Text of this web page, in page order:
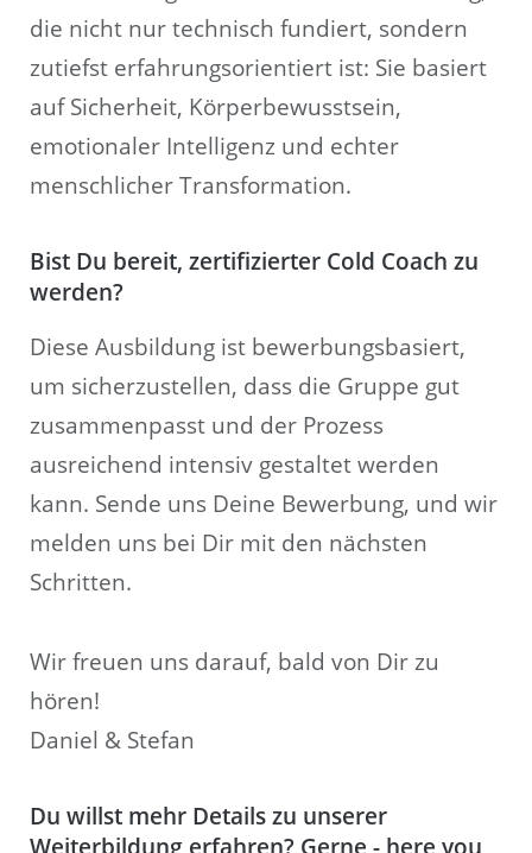
die nicht nur technisch fundiert, sondern
zutiefst erfahrungsorientiert ist: Sie basiert
auf Sicherheit, Körperbewusstsein,
emotionaler Intelligenz und echter
menschlicher Transformation.
Bist Du bereit, zertifizierter Cold Coach zu
werden?
Diese Ausbildung ist bewerbungsbasiert,
um sicherzustellen, dass die Gruppe gut
zusammenpasst und der Prozess
ausreichend intensiv gestaltet werden
kann. Sende uns Deine Bewerbung, und wir
melden uns bei Dir mit den nächsten
Schritten.
Wir freuen uns darauf, bald von Dir zu
hören!
Daniel & Stefan
Du willst mehr Details zu unserer
Weiterbildung erfahren? Gerne - here you